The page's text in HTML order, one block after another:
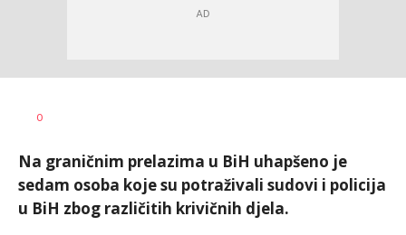
AUTOR
0
Na graničnim prelazima u BiH uhapšeno je
sedam osoba koje su potraživali sudovi i policija
u BiH zbog različitih krivičnih djela.